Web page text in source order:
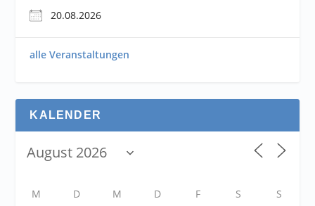
20.08.2026
alle Veranstaltungen
KALENDER
M D M D F S S